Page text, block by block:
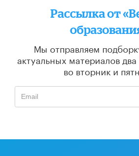
Рассылка от
Мы отправляем
актуальных материалов
во вторник и